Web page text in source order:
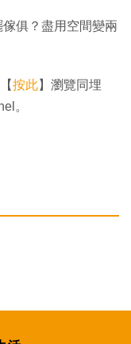
傢俱？盡用空間變兩
按此】瀏覽同埋
。